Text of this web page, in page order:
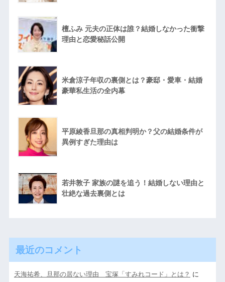
檀ふみ 元夫の正体は誰？結婚しなかった衝撃
理由と恋愛秘話公開
米倉涼子年収の裏側とは？豪邸・愛車・結婚
豪華私生活の全内幕
平原綾香旦那の真相判明か？父の結婚条件が
異例すぎた理由は
若井敦子 家族の謎を追う！結婚しない理由と
壮絶な過去裏側とは
最近のコメント
天海祐希、旦那の居ない理由 宝塚「すみれコード」とは？ に